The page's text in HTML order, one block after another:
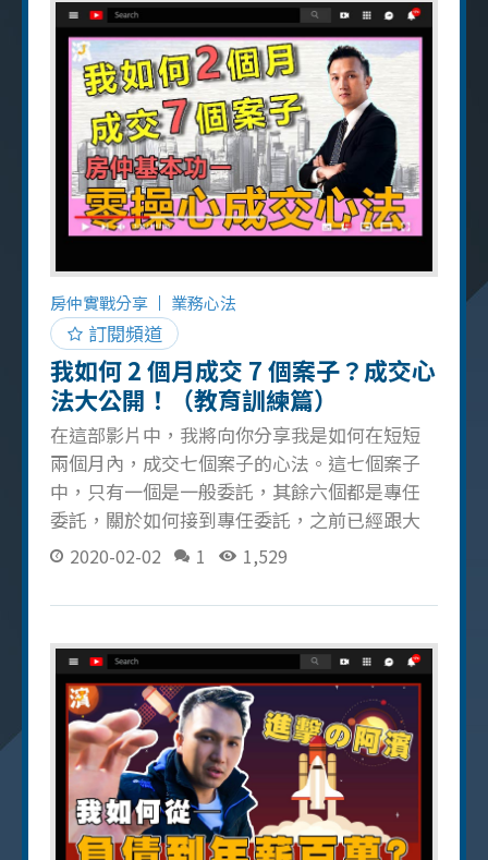
關鍵，變成自己的經驗 剛入行的房仲新人要勤
學習、多問前輩，把學到的東西用來幫助客
戶，這樣才能快速進步 第二關：不只做買賣，
更要用心服務 房仲的價值，不只是幫客戶買賣
房子，阿偉分享幾個重要的例子： 時間能換到
信任： 有時候，眼前的成交不是最重要的。願
意花時間和客戶建立好關係，就算短期沒成
交，長久的信任和好名聲更重要！ 專業是房仲
的武器： 無論是不是自己負責的房子，運用專
業知識提供客戶有用的建議，展現專業和熱情
其實會有意想不到的好機會 堅持下去就對了：
遇到花費長時間經營的客戶，或是過程中有很
多變動都不要輕易放棄，持續提供服務的那份
誠意和專業一定能打動客戶 眼光要放遠： 不要
只看眼前的佣金，要用心服務每個
房仲實戰分享 業務心法
訂閱頻道
我如何 2 個月成交 7 個案子？成交心
法大公開！（教育訓練篇）
在這部影片中，我將向你分享我是如何在短短
兩個月內，成交七個案子的心法。這七個案子
中，只有一個是一般委託，其餘六個都是專任
委託，關於如何接到專任委託，之前已經跟大
家分享過，有興趣的人可以去找之前直播的影
子，我都會請專業攝影師前來拍攝照片，每個
我會安排清潔工清潔房屋，以確保照片呈現出
最佳狀態，清潔的費用大約是每小時 360 元，
清潔費用基本上是由屋主負擔。 廣告投放與觸
及率追蹤 我會在不同的平台上進行廣告投放，
包括 Facebook Marketplace、粉專廣告和
591。我不吝嗇廣告費用，甚至使用手機 VIP 置
頂功能來增加 591 的曝光率，並且會定期追蹤
2020-02-02 1 1,529